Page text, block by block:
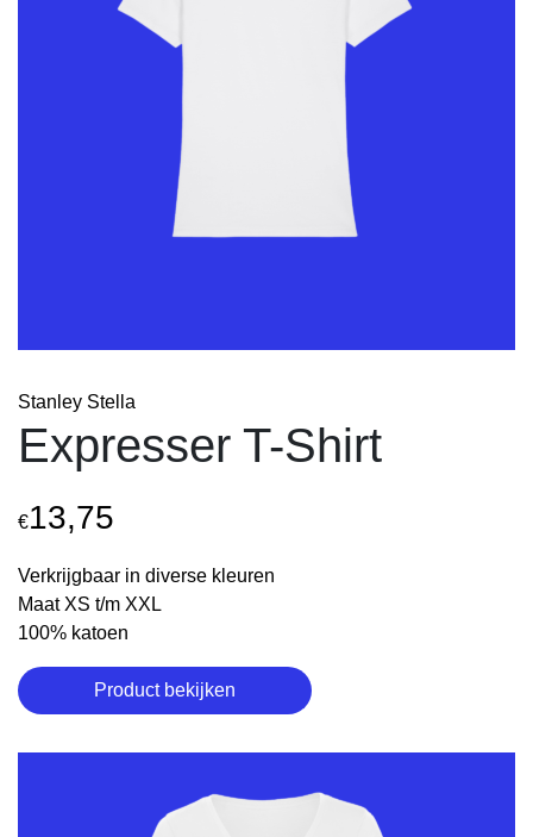
Stanley Stella
Expresser T-Shirt
€13,75
Verkrijgbaar in diverse kleuren
Maat XS t/m XXL
100% katoen
Product bekijken